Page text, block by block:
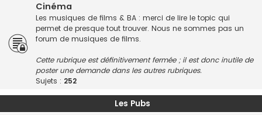
Cinéma
Les musiques de films & BA : merci de lire le topic qui
permet de presque tout trouver. Nous ne sommes pas un
forum de musiques de films.
Cette rubrique est définitivement fermée ; il est donc inutile de
poster une demande dans les autres rubriques.
Sujets : 252
Les Pubs